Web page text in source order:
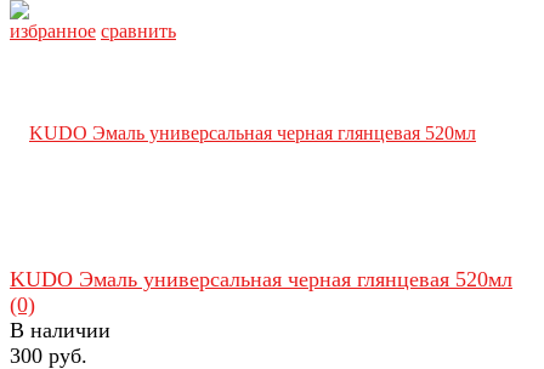
избранное сравнить
KUDO Эмаль универсальная черная глянцевая 520мл
(0)
В наличии
300 руб.